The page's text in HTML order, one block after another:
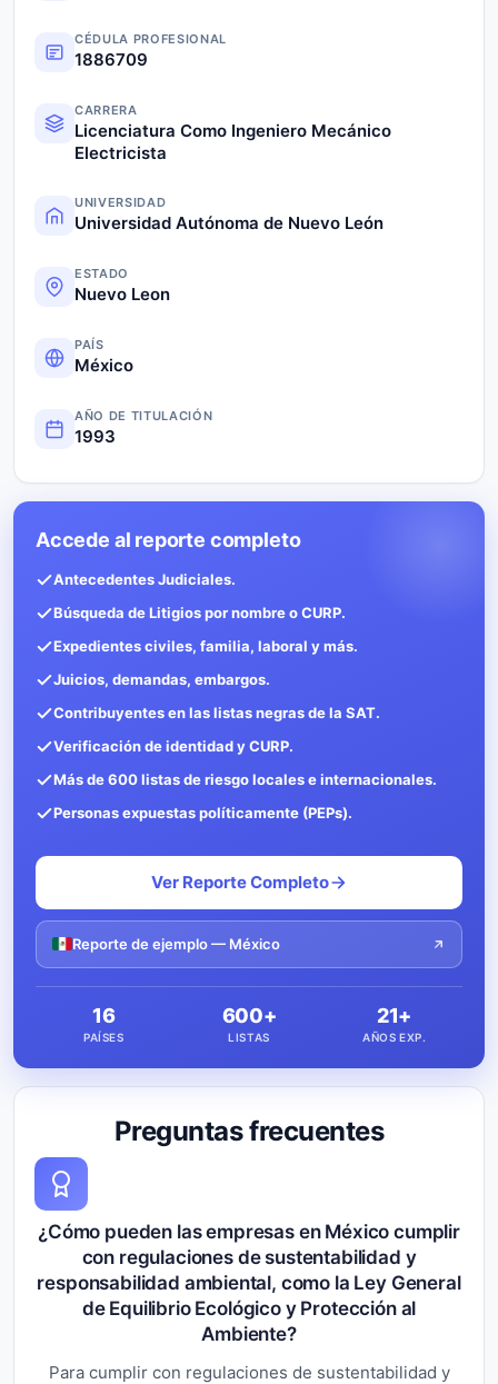
CÉDULA PROFESIONAL
1886709
CARRERA
Licenciatura Como Ingeniero Mecánico
Electricista
UNIVERSIDAD
Universidad Autónoma de Nuevo León
ESTADO
Nuevo Leon
PAÍS
México
AÑO DE TITULACIÓN
1993
Preguntas frecuentes
¿Cómo pueden las empresas en México cumplir
con regulaciones de sustentabilidad y
responsabilidad ambiental, como la Ley General
de Equilibrio Ecológico y Protección al
Ambiente?
Para cumplir con regulaciones de sustentabilidad y
Accede al reporte completo
Antecedentes Judiciales.
Búsqueda de Litigios por nombre o CURP.
Expedientes civiles, familia, laboral y más.
Juicios, demandas, embargos.
Contribuyentes en las listas negras de la SAT.
Verificación de identidad y CURP.
Más de 600 listas de riesgo locales e internacionales.
Personas expuestas políticamente (PEPs).
Ver Reporte Completo
Reporte de ejemplo — México
16
PAÍSES
600+
LISTAS
21+
AÑOS EXP.